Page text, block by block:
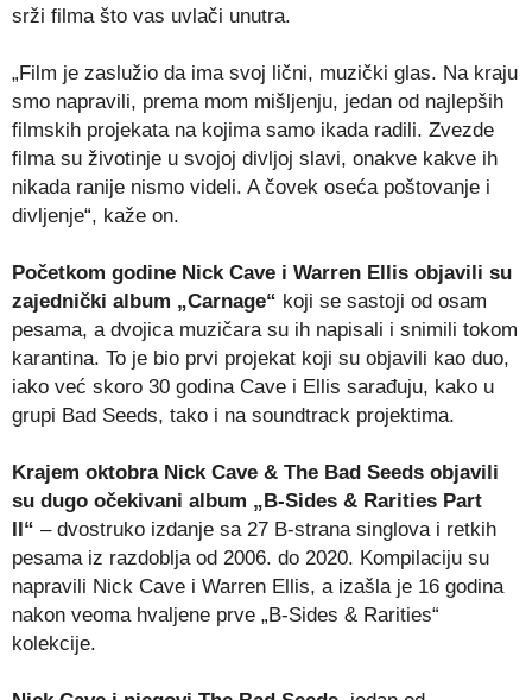
srži filma što vas uvlači unutra.
„Film je zaslužio da ima svoj lični, muzički glas. Na kraju
smo napravili, prema mom mišljenju, jedan od najlepših
filmskih projekata na kojima samo ikada radili. Zvezde
filma su životinje u svojoj divljoj slavi, onakve kakve ih
nikada ranije nismo videli. A čovek oseća poštovanje i
divljenje“, kaže on.
Početkom godine Nick Cave i Warren Ellis objavili su
zajednički album „Carnage“ koji se sastoji od osam
pesama, a dvojica muzičara su ih napisali i snimili tokom
karantina. To je bio prvi projekat koji su objavili kao duo,
iako već skoro 30 godina Cave i Ellis sarađuju, kako u
grupi Bad Seeds, tako i na soundtrack projektima.
Krajem oktobra Nick Cave & The Bad Seeds objavili
su dugo očekivani album „B-Sides & Rarities Part
II“ – dvostruko izdanje sa 27 B-strana singlova i retkih
pesama iz razdoblja od 2006. do 2020. Kompilaciju su
napravili Nick Cave i Warren Ellis, a izašla je 16 godina
nakon veoma hvaljene prve „B-Sides & Rarities“
kolekcije.